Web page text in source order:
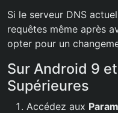
Si le serveur DNS
requêtes même après
opter pour un
Sur Android 9
Supérieures
Accédez aux